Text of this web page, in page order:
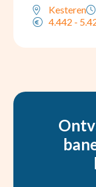
Kesteren
4.442 -